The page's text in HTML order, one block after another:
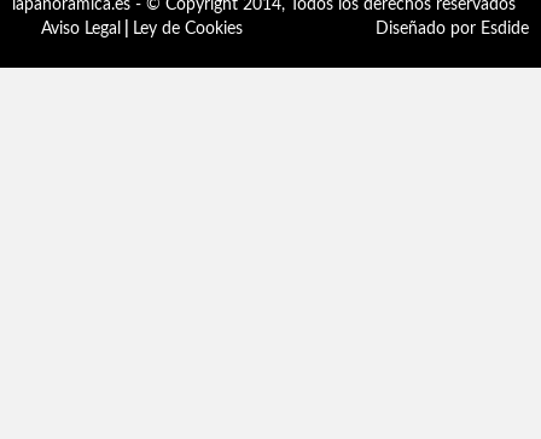
lapanoramica.es - © Copyright 2014, Todos los derechos reservados
Aviso Legal
Ley de Cookies Diseñado por Esdide